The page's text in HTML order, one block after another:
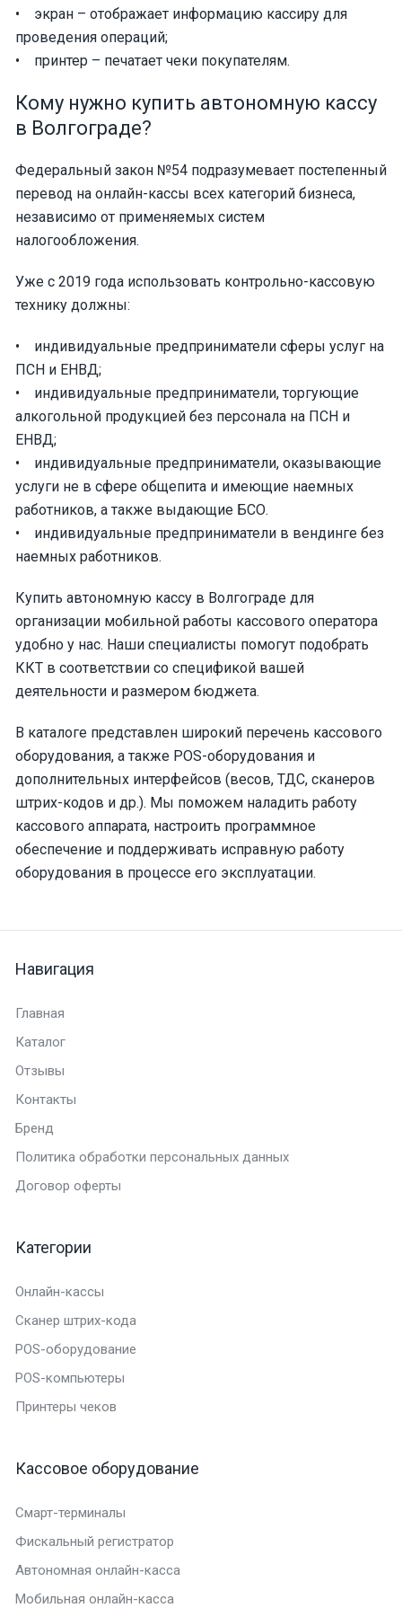
• экран – отображает информацию кассиру для
проведения операций;
• принтер – печатает чеки покупателям.
Кому нужно купить автономную кассу
в Волгограде?
Федеральный закон №54 подразумевает постепенный
перевод на онлайн-кассы всех категорий бизнеса,
независимо от применяемых систем
налогообложения.
Уже с 2019 года использовать контрольно-кассовую
технику должны:
• индивидуальные предприниматели сферы услуг на
ПСН и ЕНВД;
• индивидуальные предприниматели, торгующие
алкогольной продукцией без персонала на ПСН и
ЕНВД;
• индивидуальные предприниматели, оказывающие
услуги не в сфере общепита и имеющие наемных
работников, а также выдающие БСО.
• индивидуальные предприниматели в вендинге без
наемных работников.
Купить автономную кассу в Волгограде для
организации мобильной работы кассового оператора
удобно у нас. Наши специалисты помогут подобрать
ККТ в соответствии со спецификой вашей
деятельности и размером бюджета.
В каталоге представлен широкий перечень кассового
оборудования, а также POS-оборудования и
дополнительных интерфейсов (весов, ТДС, сканеров
штрих-кодов и др.). Мы поможем наладить работу
кассового аппарата, настроить программное
обеспечение и поддерживать исправную работу
оборудования в процессе его эксплуатации.
Навигация
Главная
Каталог
Отзывы
Контакты
Бренд
Политика обработки персональных данных
Договор оферты
Категории
Онлайн-кассы
Сканер штрих-кода
POS-оборудование
POS-компьютеры
Принтеры чеков
Кассовое оборудование
Смарт-терминалы
Фискальный регистратор
Автономная онлайн-касса
Мобильная онлайн-касса